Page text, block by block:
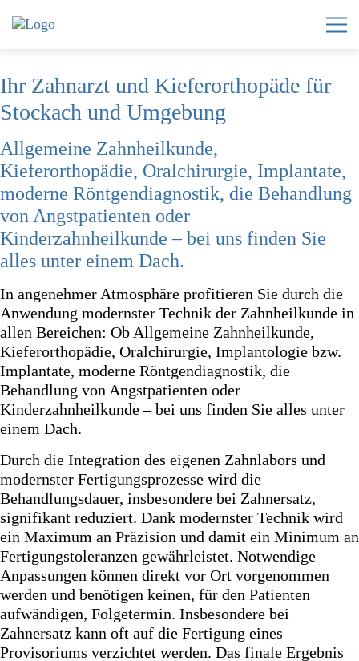
Home
Invisalign®
Leistungen
Team
Karriere
News
Kontakt
+49 (0 )7731 187380
Heute geschlossen.
Ihr Zahnarzt und Kieferorthopäde für
Stockach und Umgebung
Allgemeine Zahnheilkunde,
Kieferorthopädie, Oralchirurgie, Implantate,
moderne Röntgendiagnostik, die Behandlung
von Angstpatienten oder
Kinderzahnheilkunde – bei uns finden Sie
alles unter einem Dach.
In angenehmer Atmosphäre profitieren Sie durch die
Anwendung modernster Technik der Zahnheilkunde in
allen Bereichen: Ob Allgemeine Zahnheilkunde,
Kieferorthopädie, Oralchirurgie, Implantologie bzw.
Implantate, moderne Röntgendiagnostik, die
Behandlung von Angstpatienten oder
Kinderzahnheilkunde – bei uns finden Sie alles unter
einem Dach.
Durch die Integration des eigenen Zahnlabors und
modernster Fertigungsprozesse wird die
Behandlungsdauer, insbesondere bei Zahnersatz,
signifikant reduziert. Dank modernster Technik wird
ein Maximum an Präzision und damit ein Minimum an
Fertigungstoleranzen gewährleistet. Notwendige
Anpassungen können direkt vor Ort vorgenommen
werden und benötigen keinen, für den Patienten
aufwändigen, Folgetermin. Insbesondere bei
Zahnersatz kann oft auf die Fertigung eines
Provisoriums verzichtet werden. Das finale Ergebnis